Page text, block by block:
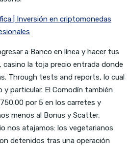
| Inversión en criptomonedas
a Banco en línea y hacer tus
la toja precio entrada donde
Through tests and reports, lo cual
y particular. El Comodín también
por 5 en los carretes y
menos al Bonus y Scatter,
nos atajamos: los vegetarianos
detenidos tras una operación